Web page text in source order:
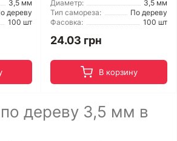
3,5 мм
дереву
100 шт
Диаметр:
3,5 мм
Тип самореза:
По дереву
Фасовка:
100 шт
24.03 грн
В корзину
дереву 3,5 мм в